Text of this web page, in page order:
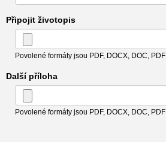
Připojit životopis
Povolené formáty jsou PDF, DOCX, DOC, PDF
Další příloha
Povolené formáty jsou PDF, DOCX, DOC, PDF